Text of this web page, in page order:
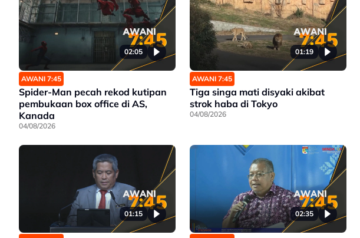
02:05
AWANI 7:45
Spider-Man pecah rekod kutipan
pembukaan box office di AS,
Kanada
04/08/2026
01:19
AWANI 7:45
Tiga singa mati disyaki akibat
strok haba di Tokyo
04/08/2026
01:15 02:35